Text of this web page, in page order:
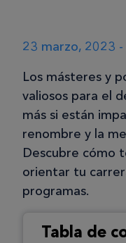
23 marzo, 2023
Los másteres y
valiosos para el
más si están
renombre y la
Descubre cómo
orientar tu
programas.
Tabla de